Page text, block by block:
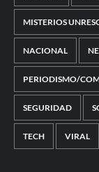
MISTERIOS
NACIONAL
PERIODISMO/
SEGURIDAD
TECH VIRAL